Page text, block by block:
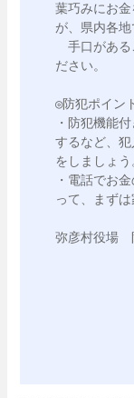
葉巧みにお
が、県内各地
手口がある
ださい。
◎防犯ポイン
・防犯機能
するなど、
をしましょう
・電話でお
って、まず
弥彦村役場